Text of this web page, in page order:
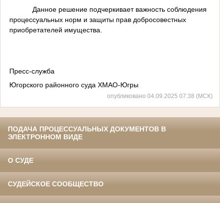
Данное решение подчеркивает важность соблюдения
процессуальных норм и защиты прав добросовестных
приобретателей имущества.
Пресс-служба
Югорского районного суда ХМАО-Югры
опубликовано 04.09.2025 07:38 (МСК)
ПОДАЧА ПРОЦЕССУАЛЬНЫХ ДОКУМЕНТОВ В
ЭЛЕКТРОННОМ ВИДЕ
О СУДЕ
СУДЕЙСКОЕ СООБЩЕСТВО